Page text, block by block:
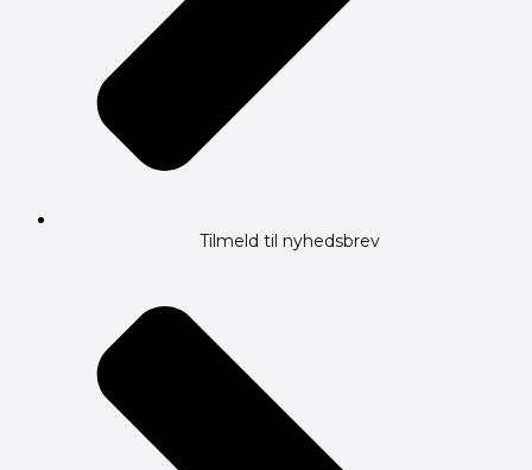
Tilmeld til nyhedsbrev